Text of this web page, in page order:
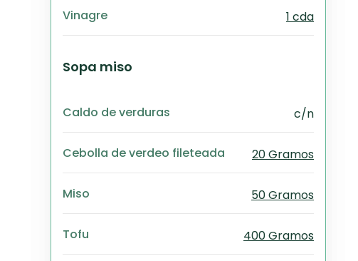
Vinagre 1 cda
Sopa miso
Caldo de verduras c/n
Cebolla de verdeo fileteada 20 Gramos
Miso 50 Gramos
Tofu 400 Gramos